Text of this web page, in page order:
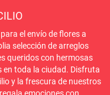
el envío de flores a
selección de arreglos
queridos con hermosas
en toda la ciudad. Disfruta
y la frescura de nuestros